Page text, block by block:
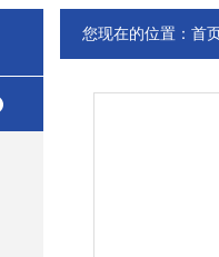
您现在的位置： 首